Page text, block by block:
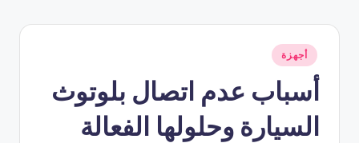
التقنية
العالم
نُشر
في
أجهزة
أسباب عدم اتصال بلوتوث
السيارة وحلولها الفعالة